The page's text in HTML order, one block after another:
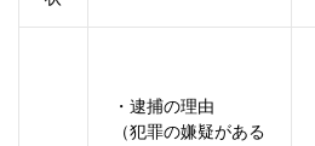
・逮捕の理由
（犯罪の嫌疑がある